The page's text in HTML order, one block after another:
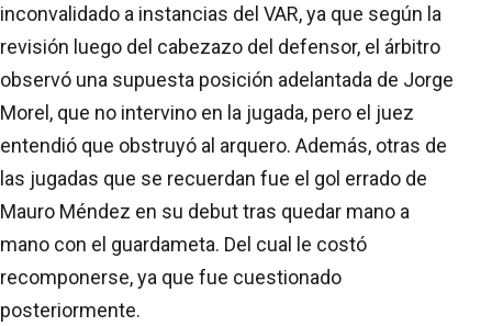
inconvalidado a instancias del VAR, ya que según la
revisión luego del cabezazo del defensor, el árbitro
observó una supuesta posición adelantada de Jorge
Morel, que no intervino en la jugada, pero el juez
entendió que obstruyó al arquero. Además, otras de
las jugadas que se recuerdan fue el gol errado de
Mauro Méndez en su debut tras quedar mano a
mano con el guardameta. Del cual le costó
recomponerse, ya que fue cuestionado
posteriormente.